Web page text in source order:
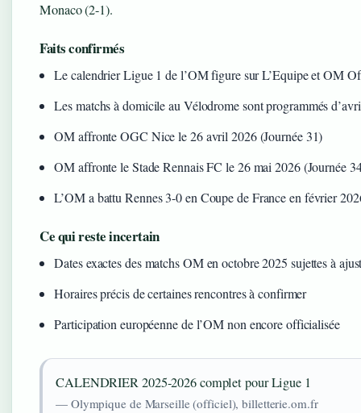
Monaco (2-1).
Faits confirmés
Le calendrier Ligue 1 de l’OM figure sur L’Equipe et OM
Les matchs à domicile au Vélodrome sont programmés
OM affronte OGC Nice le 26 avril 2026 (Journée 31)
OM affronte le Stade Rennais FC le 26 mai 2026 (Journée
L’OM a battu Rennes 3-0 en Coupe de France en février
Ce qui reste incertain
Dates exactes des matchs OM en octobre 2025 sujettes à
Horaires précis de certaines rencontres à confirmer
Participation européenne de l’OM non encore officialisée
CALENDRIER 2025-2026 complet pour Ligue 1
— Olympique de Marseille (officiel), billetterie.om.fr